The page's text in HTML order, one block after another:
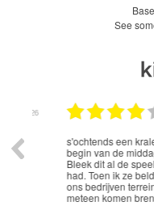
see
s'ochtends een
begin van de middag
Bleek dit al de
had. Toen ik ze belde
ons bedrijven terrein
meteen komen